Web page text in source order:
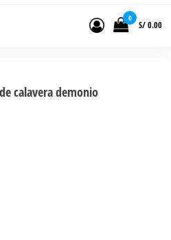
Joyas de Acero | Tienda de
Música de Vinilos, CDs y más.
0
S/ 0.00
calavera demonio